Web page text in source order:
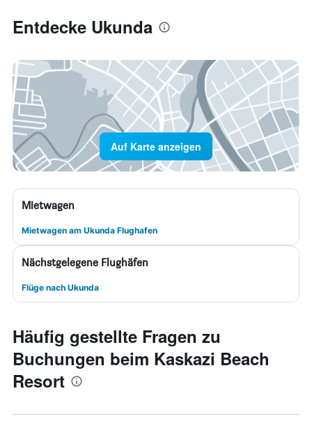
Entdecke Ukunda
Auf Karte anzeigen
Mietwagen
Mietwagen am Ukunda Flughafen
Nächstgelegene Flughäfen
Flüge nach Ukunda
Häufig gestellte Fragen zu
Buchungen beim Kaskazi Beach
Resort